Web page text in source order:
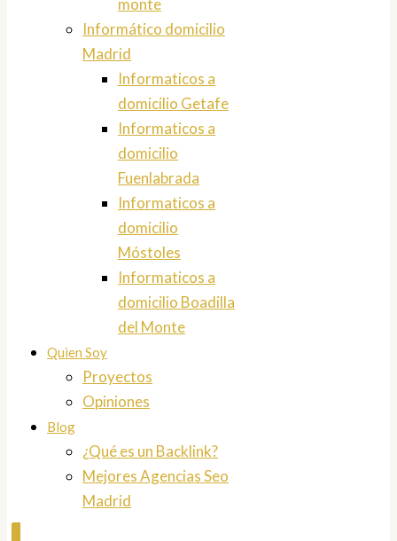
monte
Informático domicilio
Madrid
Informaticos a
domicilio Getafe
Informaticos a
domicilio
Fuenlabrada
Informaticos a
domicilio
Móstoles
Informaticos a
domicilio Boadilla
del Monte
Quien Soy
Proyectos
Opiniones
Blog
¿Qué es un Backlink?
Mejores Agencias Seo
Madrid